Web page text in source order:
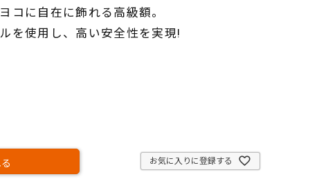
コに自在に飾れる高級額。
を使用し、高い安全性を実現!
お気に入りに登録する